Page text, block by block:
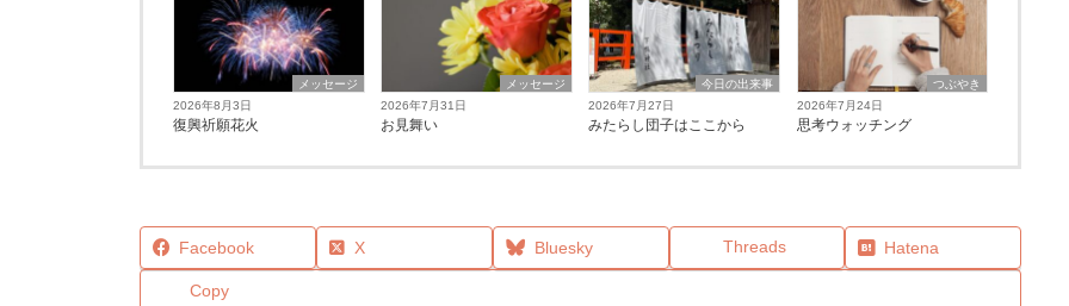
メッセージ
2026年8月3日
復興祈願花火
メッセージ
2026年7月31日
お見舞い
今日の出来事
2026年7月27日
みたらし団子はここから
つぶやき
2026年7月24日
思考ウォッチング
Facebook X Bluesky Threads Hatena
Copy